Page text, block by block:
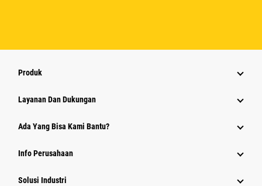
Produk
Layanan Dan Dukungan
Ada Yang Bisa Kami Bantu?
Info Perusahaan
Solusi Industri